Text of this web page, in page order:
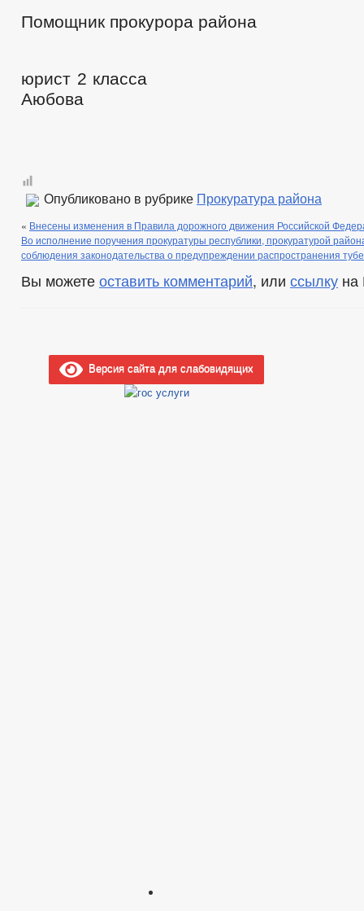
Помощник прокурора района
юрист 2
Аюбова
Опубликовано в рубрике Прокуратура района
« Внесены изменения в Правила дорожного движения Российской
Во исполнение поручения прокуратуры республики, прокуратурой
соблюдения законодательства о предупреждении распространения
Вы можете оставить комментарий, или ссылку на
Версия сайта для слабовидящих